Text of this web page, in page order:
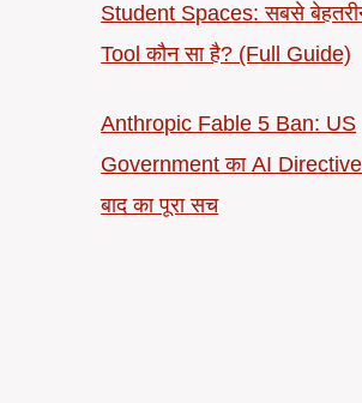
Student Spaces: सबसे
Tool कौन सा है? (Full Guide)
Anthropic Fable 5 Ban: US
Government का AI
बाद का पूरा सच